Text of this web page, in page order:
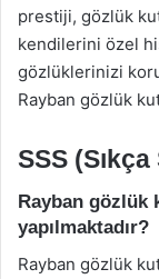
prestiji, gözlük
kendilerini özel
gözlüklerinizi
Rayban gözlük
SSS
Rayban gözlük
yapılmaktadır?
Rayban gözlük